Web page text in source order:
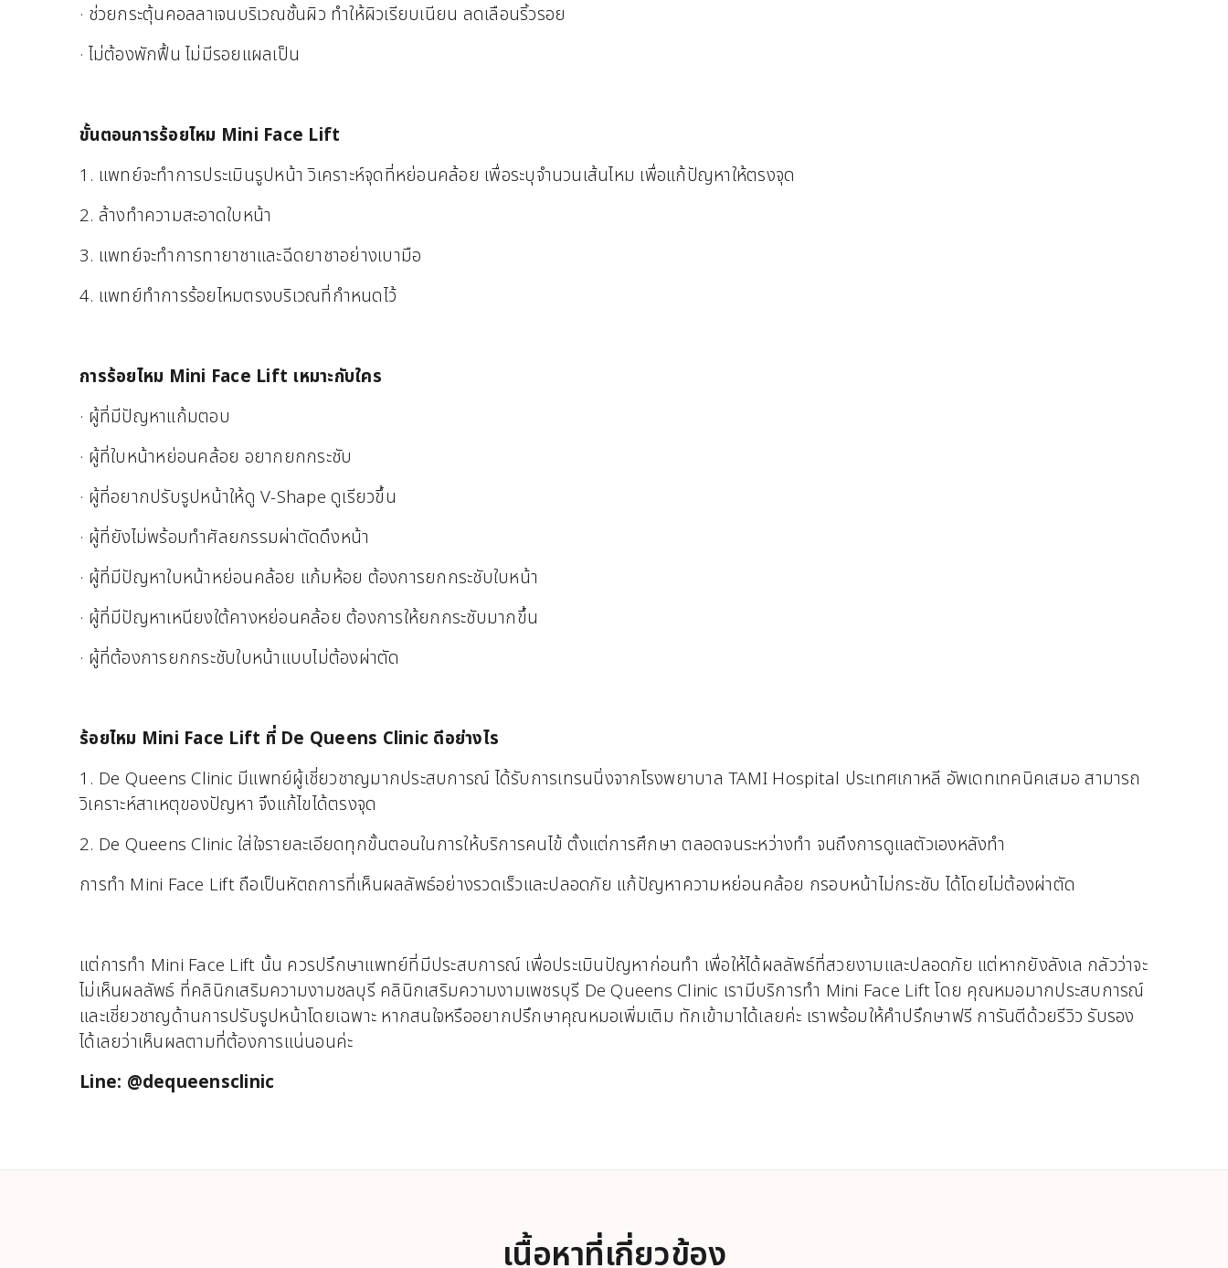
· ช่วยกระตุ้นคอลลาเจนบริเวณชั้นผิว ทำให้ผิวเรียบเนียน ลดเลือนริ้วรอย
· ไม่ต้องพักฟื้น ไม่มีรอยแผลเป็น
ขั้นตอนการร้อยไหม Mini Face Lift
1. แพทย์จะทำการประเมินรูปหน้า วิเคราะห์จุดที่หย่อนคล้อย เพื่อระบุจำนวนเส้นไหม เพื่อแก้ปัญหาให้ตรงจุด
2. ล้างทำความสะอาดใบหน้า
3. แพทย์จะทำการทายาชาและฉีดยาชาอย่างเบามือ
4. แพทย์ทำการร้อยไหมตรงบริเวณที่กำหนดไว้
การร้อยไหม Mini Face Lift เหมาะกับใคร
· ผู้ที่มีปัญหาแก้มตอบ
· ผู้ที่ใบหน้าหย่อนคล้อย อยากยกกระชับ
· ผู้ที่อยากปรับรูปหน้าให้ดู V-Shape ดูเรียวขึ้น
· ผู้ที่ยังไม่พร้อมทำศัลยกรรมผ่าตัดดึงหน้า
· ผู้ที่มีปัญหาใบหน้าหย่อนคล้อย แก้มห้อย ต้องการยกกระชับใบหน้า
· ผู้ที่มีปัญหาเหนียงใต้คางหย่อนคล้อย ต้องการให้ยกกระชับมากขึ้น
· ผู้ที่ต้องการยกกระชับใบหน้าแบบไม่ต้องผ่าตัด
ร้อยไหม Mini Face Lift ที่ De Queens Clinic ดีอย่างไร
1. De Queens Clinic มีแพทย์ผู้เชี่ยวชาญมากประสบการณ์ ได้รับการเทรนนิ่งจากโรงพยาบาล TAMI Hospital ประเทศเกาหลี อัพเดทเทคนิคเสมอ สามารถ
วิเคราะห์สาเหตุของปัญหา จึงแก้ไขได้ตรงจุด
2. De Queens Clinic ใส่ใจรายละเอียดทุกขั้นตอนในการให้บริการคนไข้ ตั้งแต่การศึกษา ตลอดจนระหว่างทำ จนถึงการดูแลตัวเองหลังทำ
การทำ Mini Face Lift ถือเป็นหัตถการที่เห็นผลลัพธ์อย่างรวดเร็วและปลอดภัย แก้ปัญหาความหย่อนคล้อย กรอบหน้าไม่กระชับ ได้โดยไม่ต้องผ่าตัด
แต่การทำ Mini Face Lift นั้น ควรปรึกษาแพทย์ที่มีประสบการณ์ เพื่อประเมินปัญหาก่อนทำ เพื่อให้ได้ผลลัพธ์ที่สวยงามและปลอดภัย แต่หากยังลังเล กลัวว่าจะ
ไม่เห็นผลลัพธ์ ที่คลินิกเสริมความงามชลบุรี คลินิกเสริมความงามเพชรบุรี De Queens Clinic เรามีบริการทำ Mini Face Lift โดย คุณหมอมากประสบการณ์
และเชี่ยวชาญด้านการปรับรูปหน้าโดยเฉพาะ หากสนใจหรืออยากปรึกษาคุณหมอเพิ่มเติม ทักเข้ามาได้เลยค่ะ เราพร้อมให้คำปรึกษาฟรี การันตีด้วยรีวิว รับรอง
ได้เลยว่าเห็นผลตามที่ต้องการแน่นอนค่ะ
Line: @dequeensclinic
เนื้อหาที่เกี่ยวข้อง